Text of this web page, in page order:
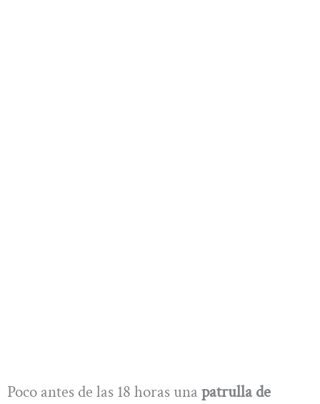
Poco antes de las 18 horas una patrulla de